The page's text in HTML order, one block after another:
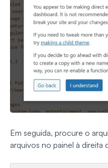
Em seguida, procure o
arquivos no painel à direita